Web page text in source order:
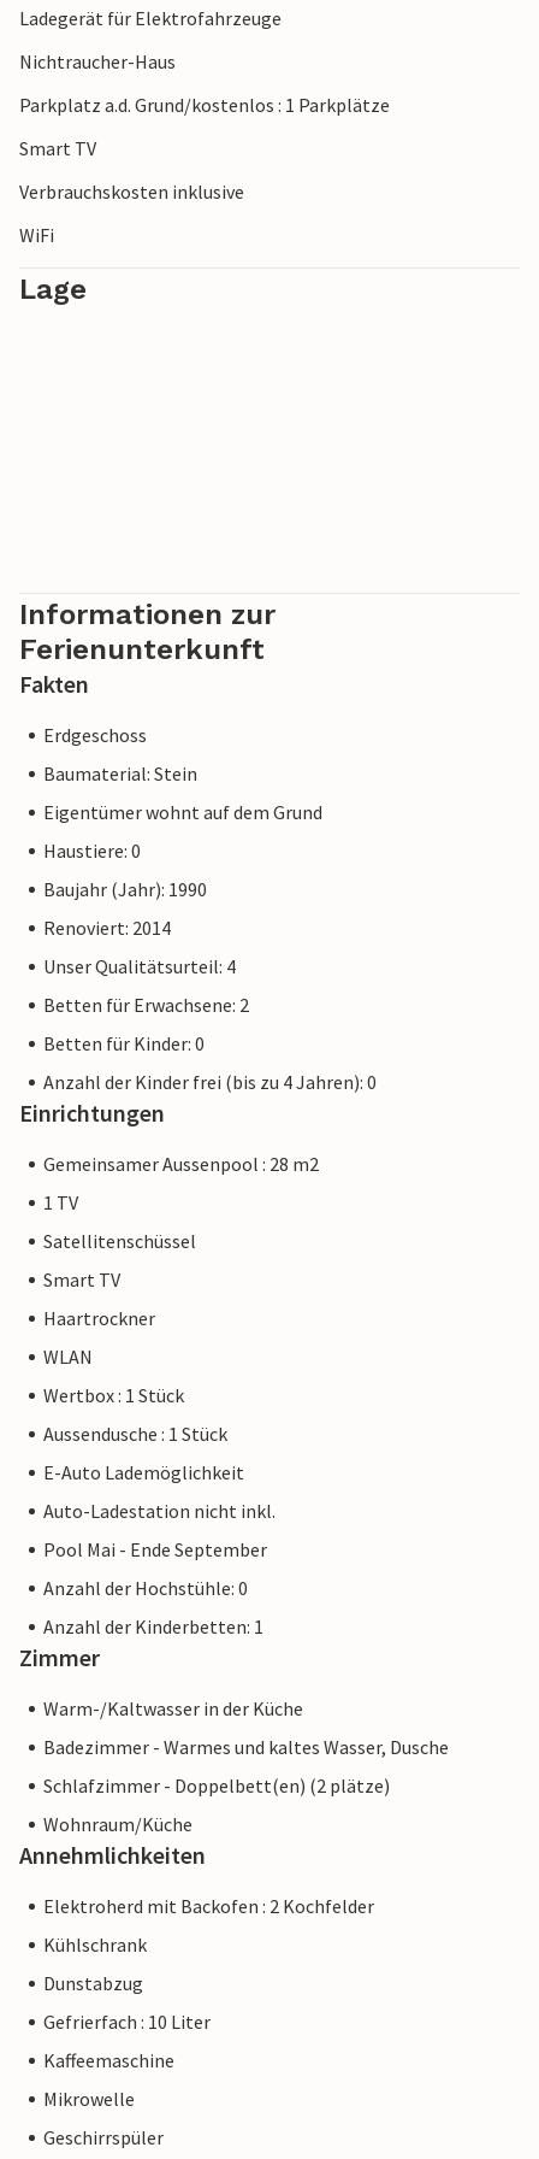
Ladegerät für Elektrofahrzeuge
Nichtraucher-Haus
Parkplatz a.d. Grund/kostenlos : 1 Parkplätze
Smart TV
Verbrauchskosten inklusive
WiFi
Lage
Informationen zur
Ferienunterkunft
Fakten
Erdgeschoss
Baumaterial: Stein
Eigentümer wohnt auf dem Grund
Haustiere: 0
Baujahr (Jahr): 1990
Renoviert: 2014
Unser Qualitätsurteil: 4
Betten für Erwachsene: 2
Betten für Kinder: 0
Anzahl der Kinder frei (bis zu 4 Jahren): 0
Einrichtungen
Gemeinsamer Aussenpool : 28 m2
1 TV
Satellitenschüssel
Smart TV
Haartrockner
WLAN
Wertbox : 1 Stück
Aussendusche : 1 Stück
E-Auto Lademöglichkeit
Auto-Ladestation nicht inkl.
Pool Mai - Ende September
Anzahl der Hochstühle: 0
Anzahl der Kinderbetten: 1
Zimmer
Warm-/Kaltwasser in der Küche
Badezimmer - Warmes und kaltes Wasser, Dusche
Schlafzimmer - Doppelbett(en) (2 plätze)
Wohnraum/Küche
Annehmlichkeiten
Elektroherd mit Backofen : 2 Kochfelder
Kühlschrank
Dunstabzug
Gefrierfach : 10 Liter
Kaffeemaschine
Mikrowelle
Geschirrspüler